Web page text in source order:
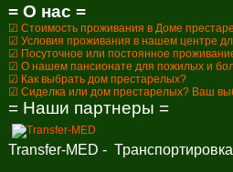
= О нас =
☑ Стоимость проживания в Доме
☑ Условия проживания в нашем центре
☑ Посуточное или постоянное
☑ О нашем пансионате для пожилых и
☑ Как выбрать дом престарелых?
☑ Сиделка или дом престарелых? Ваш
= Наши партнеры =
Transfer-MED -